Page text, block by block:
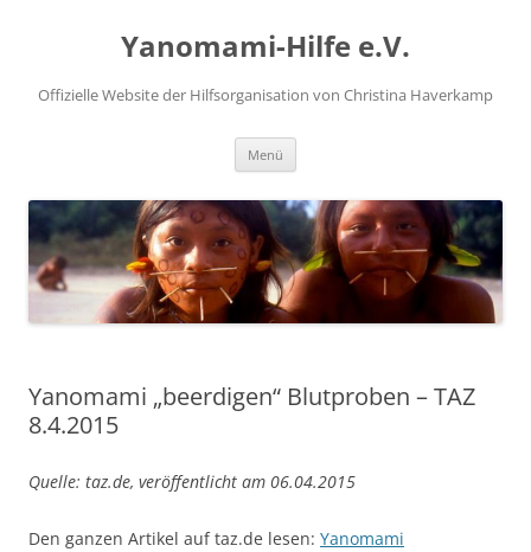
Yanomami-Hilfe e.V.
Offizielle Website der Hilfsorganisation von Christina Haverkamp
Menü
Yanomami „beerdigen“ Blutproben – TAZ
8.4.2015
Quelle: taz.de, veröffentlicht am 06.04.2015
Den ganzen Artikel auf taz.de lesen: Yanomami